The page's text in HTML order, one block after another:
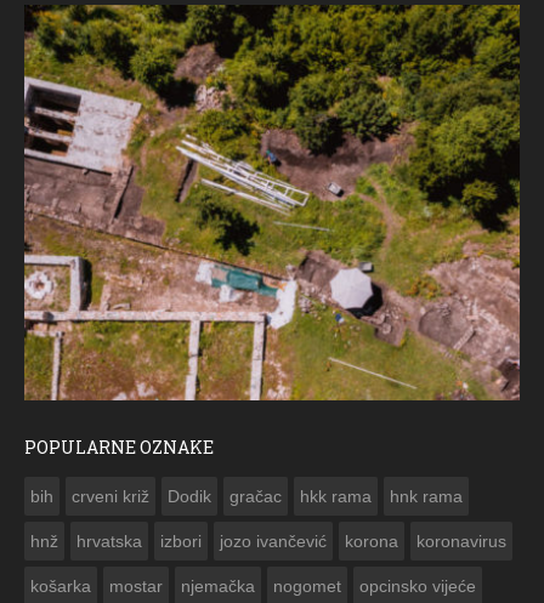
POPULARNE OZNAKE
bih crveni križ Dodik gračac hkk rama hnk rama
hnž hrvatska izbori jozo ivančević korona koronavirus
košarka mostar njemačka nogomet opcinsko vijeće